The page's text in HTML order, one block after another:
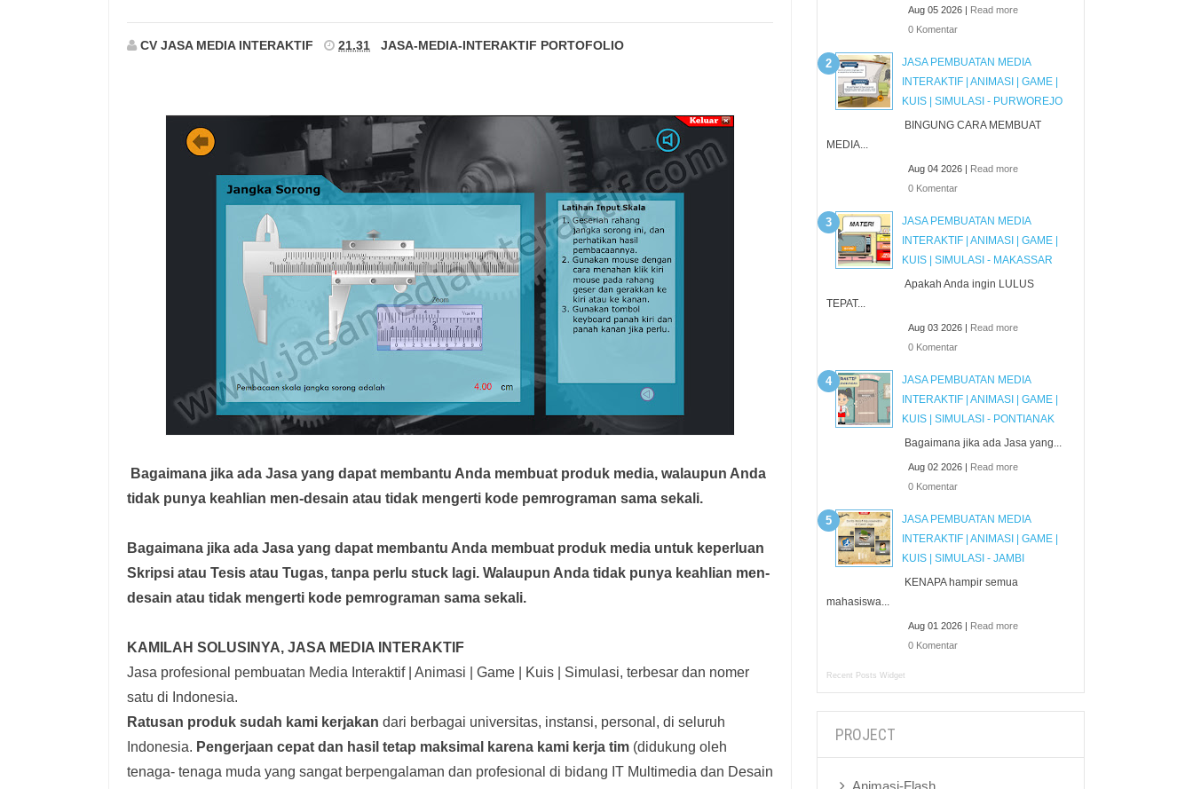
CV JASA MEDIA INTERAKTIF 21.31 JASA-MEDIA-INTERAKTIF PORTOFOLIO
Bagaimana jika ada Jasa yang dapat membantu Anda membuat produk media, walaupun Anda
tidak punya keahlian men-desain atau tidak mengerti kode pemrograman sama sekali.
Bagaimana jika ada Jasa yang dapat membantu Anda membuat produk media untuk keperluan
Skripsi atau Tesis atau Tugas, tanpa perlu stuck lagi. Walaupun Anda tidak punya keahlian men-
desain atau tidak mengerti kode pemrograman sama sekali.
KAMILAH SOLUSINYA, JASA MEDIA INTERAKTIF
Jasa profesional pembuatan Media Interaktif | Animasi | Game | Kuis | Simulasi, terbesar dan nomer
satu di Indonesia.
Ratusan produk sudah kami kerjakan dari berbagai universitas, instansi, personal, di seluruh
Indonesia. Pengerjaan cepat dan hasil tetap maksimal karena kami kerja tim (didukung oleh
tenaga- tenaga muda yang sangat berpengalaman dan profesional di bidang IT Multimedia dan Desain
Aug 05 2026 | Read more
0 Komentar
JASA PEMBUATAN MEDIA
INTERAKTIF | ANIMASI | GAME |
KUIS | SIMULASI - PURWOREJO
BINGUNG CARA MEMBUAT
MEDIA...
Aug 04 2026 | Read more
0 Komentar
JASA PEMBUATAN MEDIA
INTERAKTIF | ANIMASI | GAME |
KUIS | SIMULASI - MAKASSAR
Apakah Anda ingin LULUS
TEPAT...
Aug 03 2026 | Read more
0 Komentar
JASA PEMBUATAN MEDIA
INTERAKTIF | ANIMASI | GAME |
KUIS | SIMULASI - PONTIANAK
Bagaimana jika ada Jasa yang...
Aug 02 2026 | Read more
0 Komentar
JASA PEMBUATAN MEDIA
INTERAKTIF | ANIMASI | GAME |
KUIS | SIMULASI - JAMBI
KENAPA hampir semua
mahasiswa...
Aug 01 2026 | Read more
0 Komentar
Recent Posts Widget
PROJECT
Animasi-Flash